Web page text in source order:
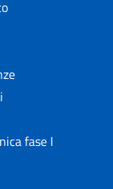
fase I